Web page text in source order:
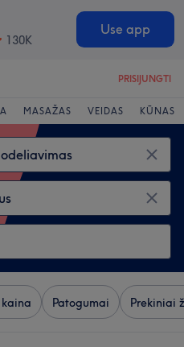
130K
Use app
PRISIJUNGTI
MASAŽAS VEIDAS KŪNAS
Patogumai Prekiniai